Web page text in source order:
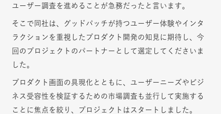
ユーザー調査を進めることが急務だったと言います。
そこで同社は、グッドパッチが持つユーザー体験やインタ
ラクションを重視したプロダクト開発の知見に期待し、今
回のプロジェクトのパートナーとして選定してくださいま
した。
プロダクト画面の具現化とともに、ユーザーニーズやビジ
ネス受容性を検証するための市場調査も並行して実施する
ことに焦点を絞り、プロジェクトはスタートしました。